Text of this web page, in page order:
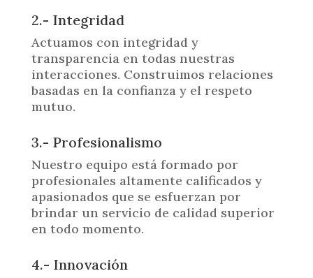
2.- Integridad
Actuamos con integridad y
transparencia en todas nuestras
interacciones. Construimos relaciones
basadas en la confianza y el respeto
mutuo.
3.- Profesionalismo
Nuestro equipo está formado por
profesionales altamente calificados y
apasionados que se esfuerzan por
brindar un servicio de calidad superior
en todo momento.
4.- Innovación